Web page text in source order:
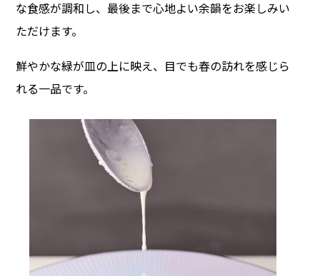
な食感が調和し、最後まで心地よい余韻をお楽しみい
ただけます。
鮮やかな緑が皿の上に映え、目でも春の訪れを感じら
れる一品です。